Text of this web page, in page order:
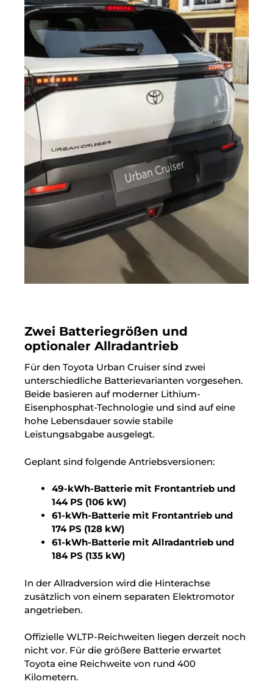
Zwei Batteriegrößen und
optionaler Allradantrieb
Für den Toyota Urban Cruiser sind zwei
unterschiedliche Batterievarianten vorgesehen.
Beide basieren auf moderner Lithium-
Eisenphosphat-Technologie und sind auf eine
hohe Lebensdauer sowie stabile
Leistungsabgabe ausgelegt.
Geplant sind folgende Antriebsversionen:
49-kWh-Batterie mit Frontantrieb und
144 PS (106 kW)
61-kWh-Batterie mit Frontantrieb und
174 PS (128 kW)
61-kWh-Batterie mit Allradantrieb und
184 PS (135 kW)
In der Allradversion wird die Hinterachse
zusätzlich von einem separaten Elektromotor
angetrieben.
Offizielle WLTP-Reichweiten liegen derzeit noch
nicht vor. Für die größere Batterie erwartet
Toyota eine Reichweite von rund 400
Kilometern.